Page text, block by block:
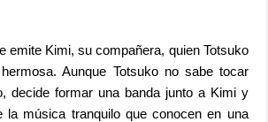
emite Kimi, su compañera, quien Totsuko
Aunque Totsuko no sabe tocar
decide formar una banda junto a Kimi y
la música tranquilo que conocen en una